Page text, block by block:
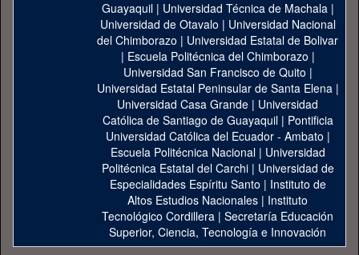
Guayaquil| Universidad Técnica de Machala|
Universidad de Otavalo | Universidad Nacional
del Chimborazo | Universidad Estatal de Bolivar
| Escuela Politécnica del Chimborazo |
Universidad San Francisco de Quito |
Universidad Estatal Peninsular de Santa Elena|
Universidad Casa Grande | Universidad
Católica de Santiago de Guayaquil| Pontificia
Universidad Católica del Ecuador - Ambato |
Escuela Politécnica Nacional| Universidad
Politécnica Estatal del Carchi| Universidad de
Especialidades Espíritu Santo | Instituto de
Altos Estudios Nacionales | Instituto
Tecnológico Cordillera | Secretaría Educación
Superior, Ciencia, Tecnología e Innovación